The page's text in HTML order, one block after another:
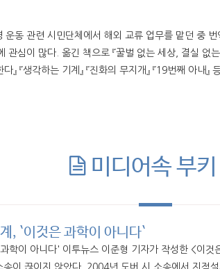
동 관련 시민단체에서 해외 교류 업무를 맡던 중
심이 많다. 옮긴 책으로 『꿀벌 없는 세상, 결실 없는
』 『생각하는 기계』 『진화의 무지개』 『19번째 아내』
미디어속 부
, `이것은 과학이 아니다`
학이 아니다' 이투뉴스 이준형 기자가 작성한 <이
이 끊이지 않았다. 2004년 도버 시 소송에서 지적